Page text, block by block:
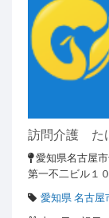
訪問介護 た
愛知県名古屋
第一不二ビル１
愛知県 名古屋